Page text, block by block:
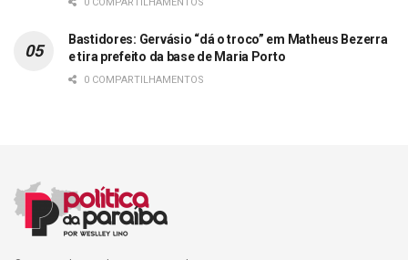
Bastidores: Gervásio “dá o troco” em Matheus Bezerra
e tira prefeito da base de Maria Porto
0 COMPARTILHAMENTOS